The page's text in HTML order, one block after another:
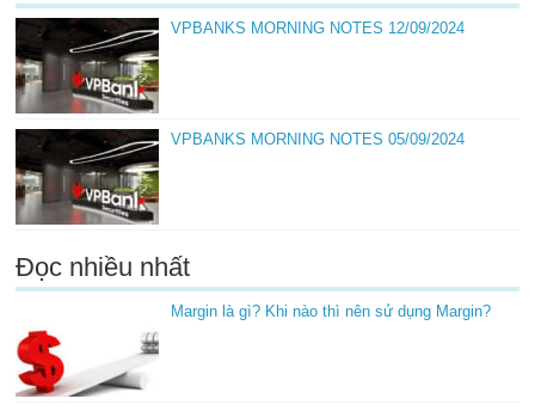
VPBANKS MORNING NOTES 12/09/2024
VPBANKS MORNING NOTES 05/09/2024
Đọc nhiều nhất
Margin là gì? Khi nào thì nên sử dụng Margin?